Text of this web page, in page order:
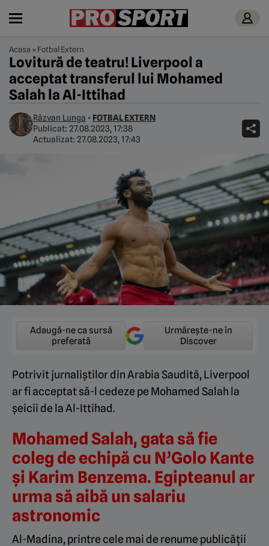
Acasa » Fotbal Extern
Lovitură de teatru! Liverpool a
acceptat transferul lui Mohamed
Salah la Al-Ittihad
Răzvan Lunga • FOTBAL EXTERN
Publicat: 27.08.2023, 17:38
Actualizat: 27.08.2023, 17:43
Adaugă-ne ca sursă
preferată
Urmărește-ne în
Discover
Potrivit jurnaliștilor din Arabia Saudită, Liverpool
ar fi acceptat să-l cedeze pe Mohamed Salah la
șeicii de la Al-Ittihad.
Mohamed Salah, gata să fie
coleg de echipă cu N’Golo Kante
și Karim Benzema. Egipteanul ar
urma să aibă un salariu
astronomic
Al-Madina, printre cele mai de renume publicății